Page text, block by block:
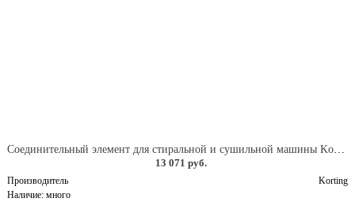
13 071 руб.
Производитель
Korting
Наличие: много